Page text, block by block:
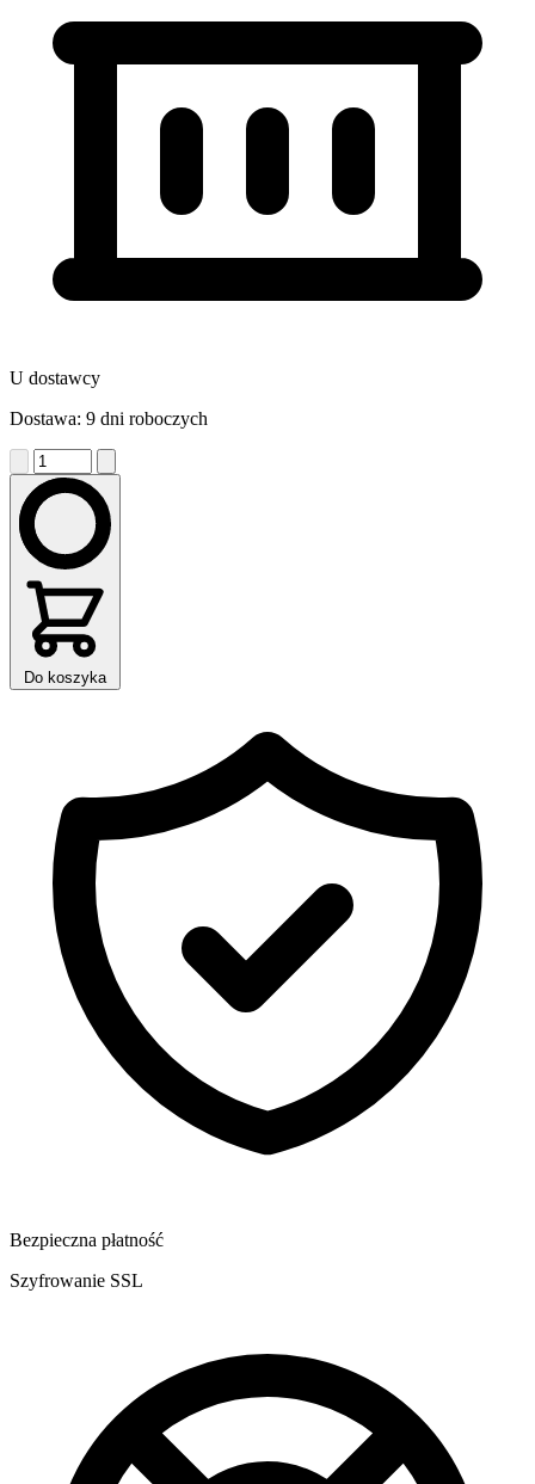
U dostawcy
Dostawa: 9 dni roboczych
Do koszyka
Bezpieczna płatność
Szyfrowanie SSL